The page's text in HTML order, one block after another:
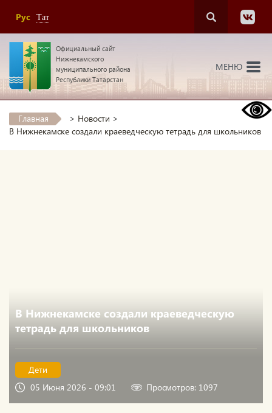
Рус Тат
Официальный сайт
Нижнекамского
муниципального района
Республики Татарстан
МЕНЮ
Главная > Новости >
В Нижнекамске создали краеведческую тетрадь для школьников
В Нижнекамске создали краеведческую
тетрадь для школьников
Дети
05 Июня 2026 - 09:01
Просмотров: 1097